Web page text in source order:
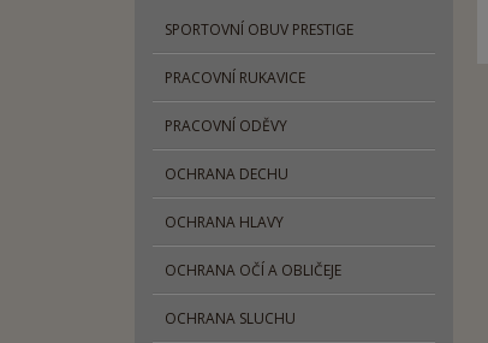
SPORTOVNÍ OBUV PRESTIGE
PRACOVNÍ RUKAVICE
PRACOVNÍ ODĚVY
OCHRANA DECHU
OCHRANA HLAVY
OCHRANA OČÍ A OBLIČEJE
OCHRANA SLUCHU